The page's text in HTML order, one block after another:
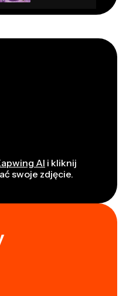
AI i kliknij
swoje zdjęcie.